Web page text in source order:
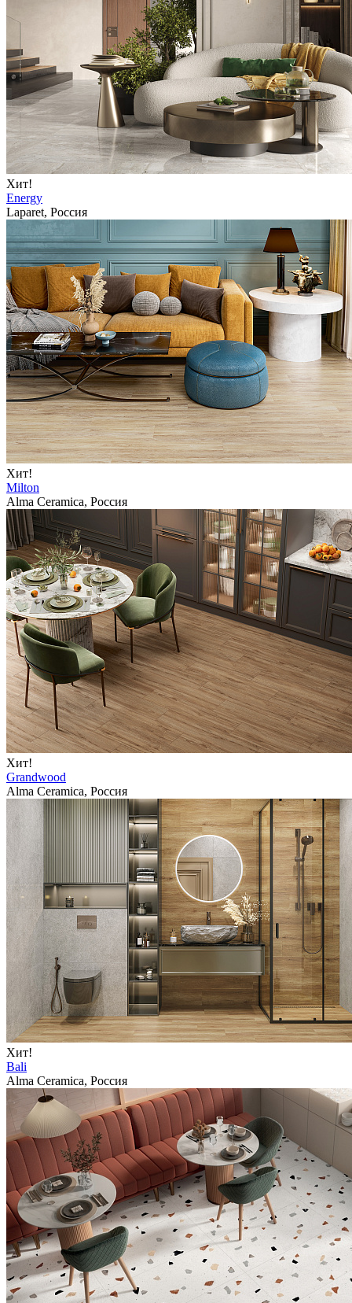
Хит!
Energy
Laparet, Россия
Хит!
Milton
Alma Ceramica, Россия
Хит!
Grandwood
Alma Ceramica, Россия
Хит!
Bali
Alma Ceramica, Россия